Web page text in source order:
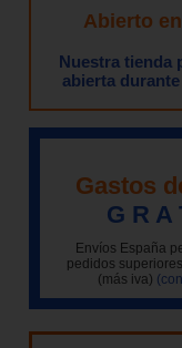
Abierto
Nuestra tienda
abierta
Gastos
G R A
Envíos España
pedidos
(más iva)